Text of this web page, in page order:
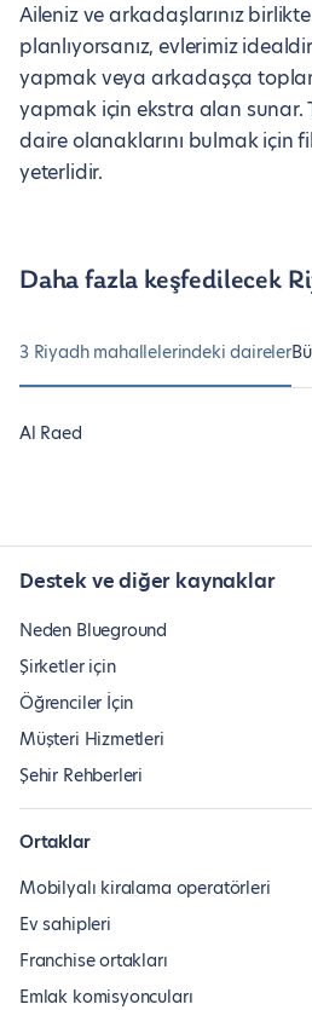
Aileniz ve arkadaşlarınız
planlıyorsanız, evlerimiz
yapmak veya arkadaşça
yapmak için ekstra alan sunar.
daire olanaklarını bulmak için
yeterlidir.
Daha fazla keşfedilecek
3 Riyadh mahallelerindeki daireler
Al Raed
Destek ve diğer kaynaklar
Neden Blueground
Şirketler için
Öğrenciler İçin
Müşteri Hizmetleri
Şehir Rehberleri
Ortaklar
Mobilyalı kiralama operatörleri
Ev sahipleri
Franchise ortakları
Emlak komisyoncuları